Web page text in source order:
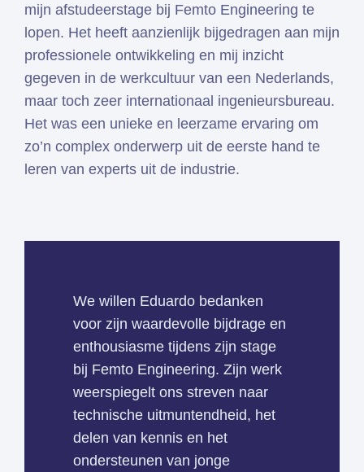
mijn afstudeerstage bij Femto Engineering te
lopen. Het heeft aanzienlijk bijgedragen aan mijn
professionele ontwikkeling en mij inzicht
gegeven in de werkcultuur van een Nederlands,
maar toch zeer internationaal ingenieursbureau.
Het was een unieke en leerzame ervaring om
zo’n complex onderwerp uit de eerste hand te
leren van experts uit de industrie.
We willen Eduardo bedanken
voor zijn waardevolle bijdrage en
enthousiasme tijdens zijn stage
bij Femto Engineering. Zijn werk
weerspiegelt ons streven naar
technische uitmuntendheid, het
delen van kennis en het
ondersteunen van jonge